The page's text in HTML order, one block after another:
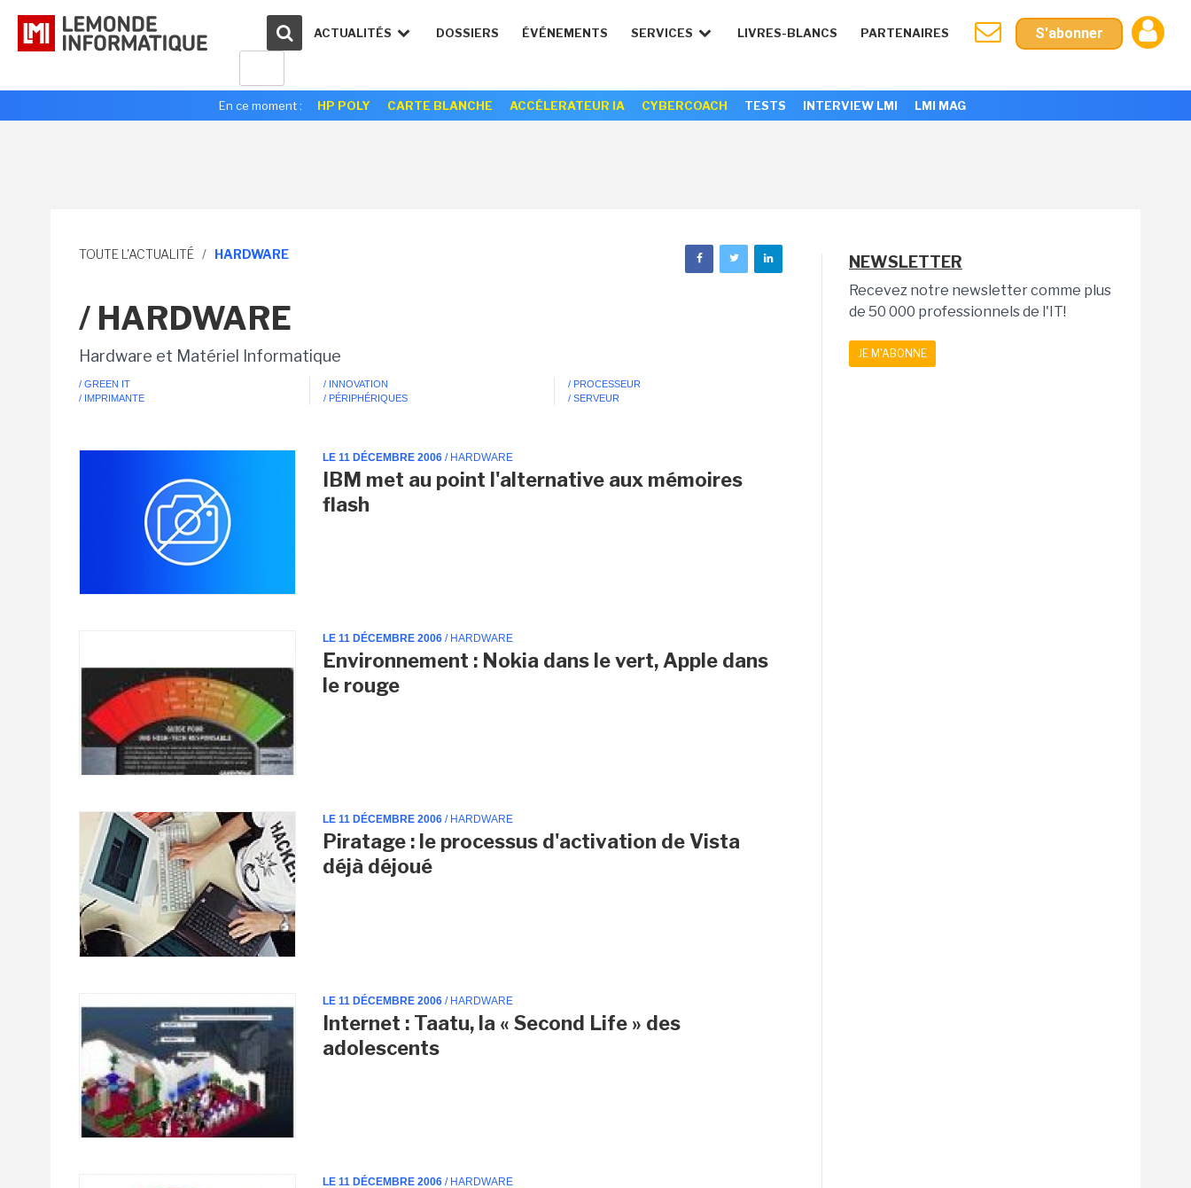
ACTUALITÉS DOSSIERS ÉVÉNEMENTS SERVICES LIVRES-BLANCS PARTENAIRES S'abonner
En ce moment : HP POLY CARTE BLANCHE ACCÉLERATEUR IA CYBERCOACH TESTS INTERVIEW LMI LMI MAG
TOUTE L'ACTUALITÉ / HARDWARE
/ HARDWARE
Hardware et Matériel Informatique
/ GREEN IT
/ IMPRIMANTE
/ INNOVATION
/ PÉRIPHÉRIQUES
/ PROCESSEUR
/ SERVEUR
LE 11 DÉCEMBRE 2006 / HARDWARE
IBM met au point l'alternative aux mémoires
flash
LE 11 DÉCEMBRE 2006 / HARDWARE
Environnement : Nokia dans le vert, Apple dans
le rouge
LE 11 DÉCEMBRE 2006 / HARDWARE
Piratage : le processus d'activation de Vista
déjà déjoué
LE 11 DÉCEMBRE 2006 / HARDWARE
Internet : Taatu, la « Second Life » des
adolescents
LE 11 DÉCEMBRE 2006 / HARDWARE
NEWSLETTER
Recevez notre newsletter comme plus
de 50 000 professionnels de l'IT!
JE M'ABONNE